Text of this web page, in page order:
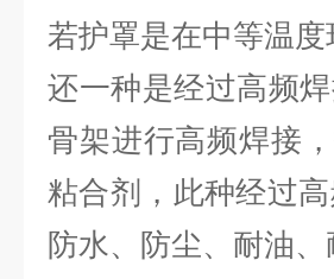
若护罩是在中等温
还一种是经过高频
骨架进行高频焊接
粘合剂，此种经过
防水、防尘、耐油、